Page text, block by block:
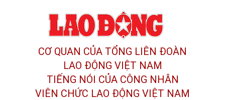
CƠ QUAN CỦA TỔNG LIÊN ĐOÀN
LAO ĐỘNG VIỆT NAM
TIẾNG NÓI CỦA CÔNG NHÂN
VIÊN CHỨC LAO ĐỘNG VIỆT NAM